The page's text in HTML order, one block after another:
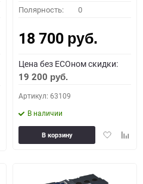
Полярность: 0
18 700 руб.
Цена без ECOном скидки:
19 200 руб.
Артикул: 63109
В наличии
Добавить
В корзину